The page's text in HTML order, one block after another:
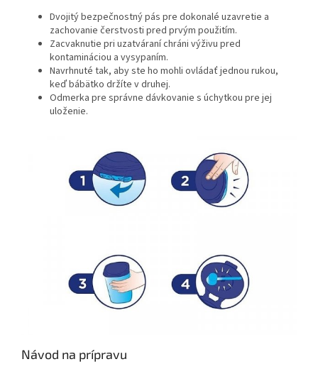
Dvojitý bezpečnostný pás pre dokonalé uzavretie a
zachovanie čerstvosti pred prvým použitím.
Zacvaknutie pri uzatváraní chráni výživu pred
kontamináciou a vysypaním.
Navrhnuté tak, aby ste ho mohli ovládať jednou rukou,
keď bábätko držíte v druhej.
Odmerka pre správne dávkovanie s úchytkou pre jej
uloženie.
Návod na prípravu